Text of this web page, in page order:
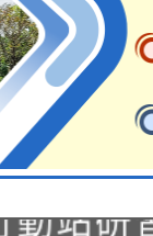
2次
(無人